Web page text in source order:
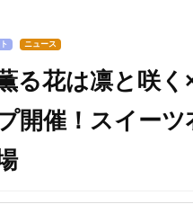
ニュース
薫る花は凛と咲
開催！スイー